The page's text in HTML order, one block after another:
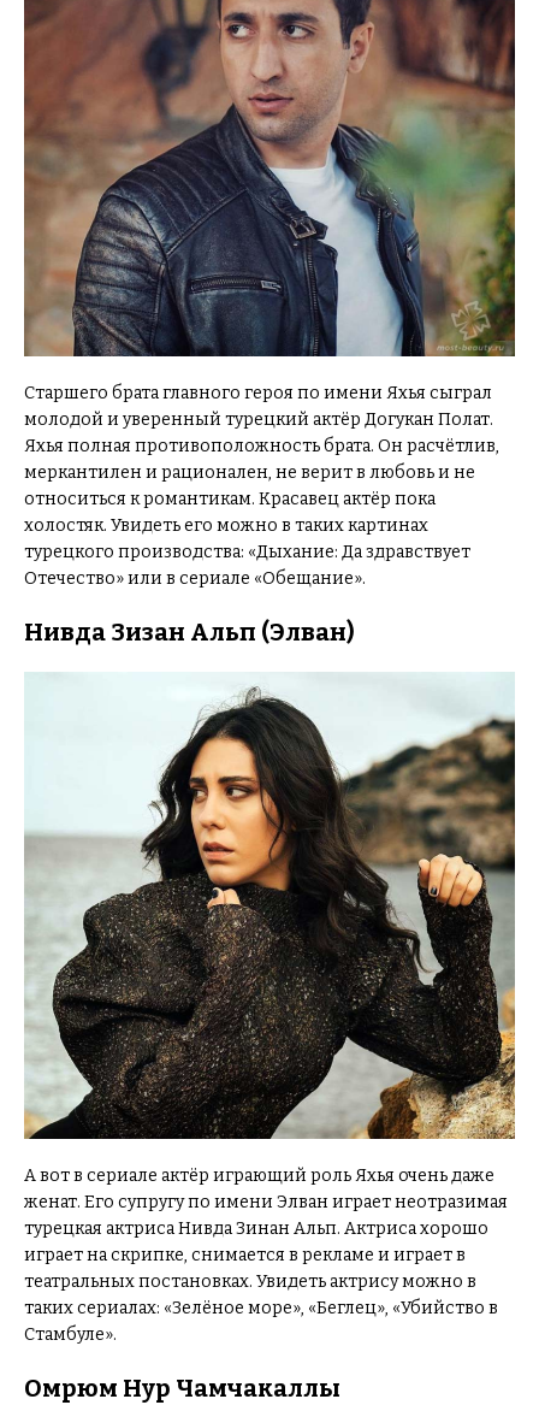
Старшего брата главного героя по имени Яхья сыграл
молодой и уверенный турецкий актёр Догукан Полат.
Яхья полная противоположность брата. Он расчётлив,
меркантилен и рационален, не верит в любовь и не
относиться к романтикам. Красавец актёр пока
холостяк. Увидеть его можно в таких картинах
турецкого производства: «Дыхание: Да здравствует
Отечество» или в сериале «Обещание».
Нивда Зизан Альп (Элван)
А вот в сериале актёр играющий роль Яхья очень даже
женат. Его супругу по имени Элван играет неотразимая
турецкая актриса Нивда Зинан Альп. Актриса хорошо
играет на скрипке, снимается в рекламе и играет в
театральных постановках. Увидеть актрису можно в
таких сериалах: «Зелёное море», «Беглец», «Убийство в
Стамбуле».
Омрюм Нур Чамчакаллы